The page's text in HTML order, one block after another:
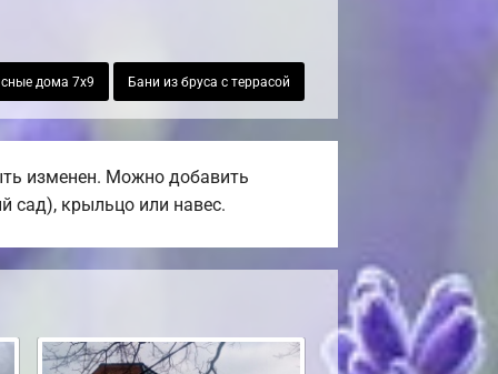
дома 7х9 Бани из бруса с террасой
изменен. Можно добавить
сад), крыльцо или навес.